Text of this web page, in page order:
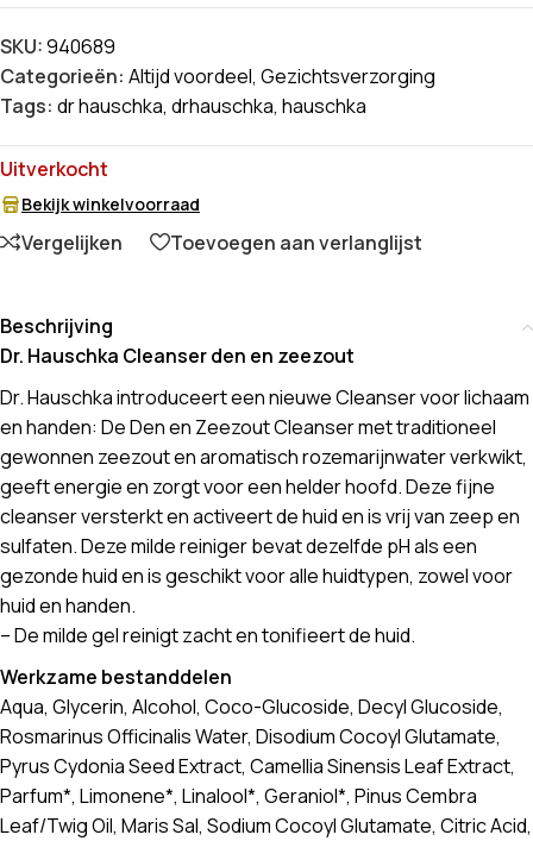
SKU:940689
Categorieën: Altijd voordeel, Gezichtsverzorging
Tags: dr hauschka, drhauschka, hauschka
Uitverkocht
Bekijk winkelvoorraad
Vergelijken Toevoegen aan verlanglijst
Beschrijving
Dr. Hauschka Cleanser den en zeezout
Dr. Hauschka introduceert een nieuwe Cleanser voor lichaam
en handen: De Den en Zeezout Cleanser met traditioneel
gewonnen zeezout en aromatisch rozemarijnwater verkwikt,
geeft energie en zorgt voor een helder hoofd. Deze fijne
cleanser versterkt en activeert de huid en is vrij van zeep en
sulfaten. Deze milde reiniger bevat dezelfde pH als een
gezonde huid en is geschikt voor alle huidtypen, zowel voor
huid en handen.
– De milde gel reinigt zacht en tonifieert de huid.
Werkzame bestanddelen
Aqua, Glycerin, Alcohol, Coco-Glucoside, Decyl Glucoside,
Rosmarinus Officinalis Water, Disodium Cocoyl Glutamate,
Pyrus Cydonia Seed Extract, Camellia Sinensis Leaf Extract,
Parfum*, Limonene*, Linalool*, Geraniol*, Pinus Cembra
Leaf/Twig Oil, Maris Sal, Sodium Cocoyl Glutamate, Citric Acid,